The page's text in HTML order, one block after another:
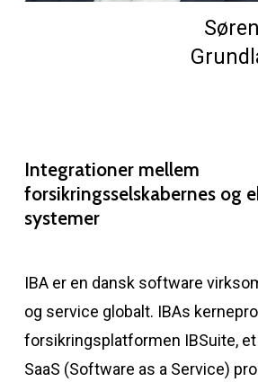
Integrationer mellem
forsikringsselskabernes og
systemer
IBA er en dansk software
og service globalt. IBAs
forsikringsplatformen IBSuite,
SaaS (Software as a Service)